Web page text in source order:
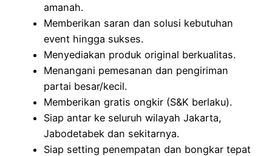
amanah.
Memberikan saran dan solusi kebutuhan
event hingga sukses.
Menyediakan produk original berkualitas.
Menangani pemesanan dan pengiriman
partai besar/kecil.
Memberikan gratis ongkir (S&K berlaku).
Siap antar ke seluruh wilayah Jakarta,
Jabodetabek dan sekitarnya.
Siap setting penempatan dan bongkar tepat